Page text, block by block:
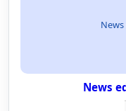
News